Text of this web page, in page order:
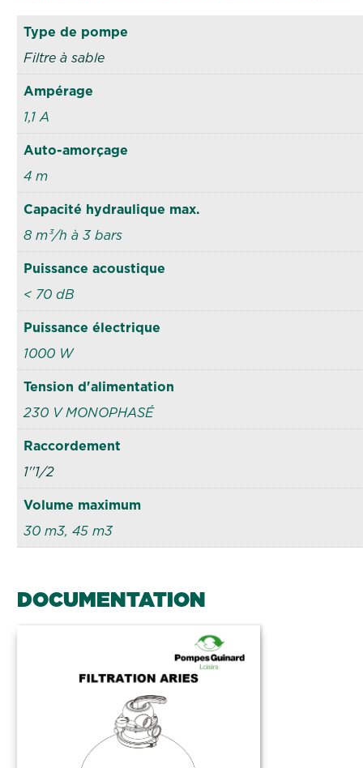
Type de pompe
Filtre à sable
Ampérage
1,1 A
Auto-amorçage
4 m
Capacité hydraulique max.
8 m³/h à 3 bars
Puissance acoustique
< 70 dB
Puissance électrique
1000 W
Tension d'alimentation
230 V MONOPHASÉ
Raccordement
1''1/2
Volume maximum
30 m3, 45 m3
DOCUMENTATION